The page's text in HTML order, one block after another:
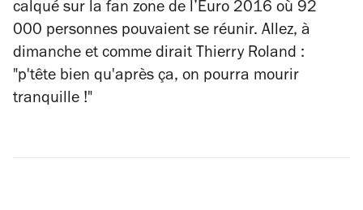
calqué sur la fan zone de l’Euro 2016 où 92
000 personnes pouvaient se réunir. Allez, à
dimanche et comme dirait Thierry Roland :
"p'tête bien qu'après ça, on pourra mourir
tranquille !"